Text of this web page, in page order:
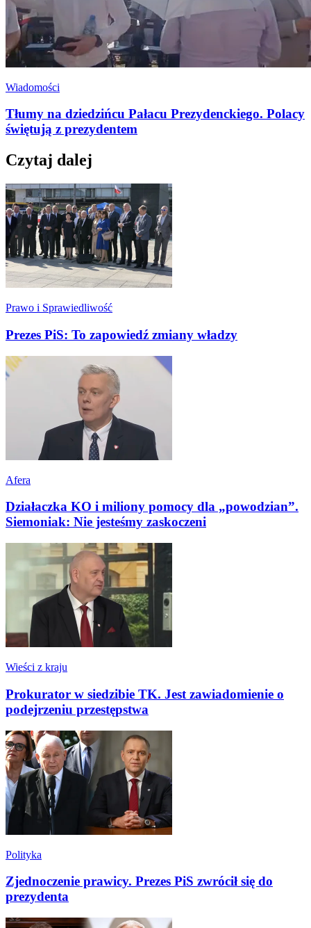
Wiadomości
Tłumy na dziedzińcu Pałacu Prezydenckiego. Polacy
świętują z prezydentem
Czytaj dalej
Prawo i Sprawiedliwość
Prezes PiS: To zapowiedź zmiany władzy
Afera
Działaczka KO i miliony pomocy dla „powodzian”.
Siemoniak: Nie jesteśmy zaskoczeni
Wieści z kraju
Prokurator w siedzibie TK. Jest zawiadomienie o
podejrzeniu przestępstwa
Polityka
Zjednoczenie prawicy. Prezes PiS zwrócił się do
prezydenta